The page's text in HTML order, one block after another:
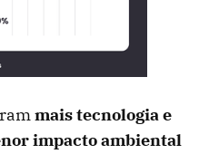
mais tecnologia e
impacto ambiental